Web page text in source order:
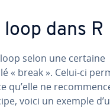
dans R
selon une certaine
« break ». Celui-ci
qu’elle ne
voici un exemple